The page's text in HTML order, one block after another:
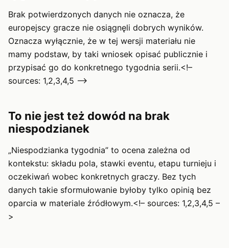
Brak potwierdzonych danych nie oznacza, że
europejscy gracze nie osiągnęli dobrych wyników.
Oznacza wyłącznie, że w tej wersji materiału nie
mamy podstaw, by taki wniosek opisać publicznie i
przypisać go do konkretnego tygodnia serii.<!–
sources: 1,2,3,4,5 –>
To nie jest też dowód na brak
niespodzianek
„Niespodzianka tygodnia” to ocena zależna od
kontekstu: składu pola, stawki eventu, etapu turnieju i
oczekiwań wobec konkretnych graczy. Bez tych
danych takie sformułowanie byłoby tylko opinią bez
oparcia w materiale źródłowym.<!– sources: 1,2,3,4,5 –
>